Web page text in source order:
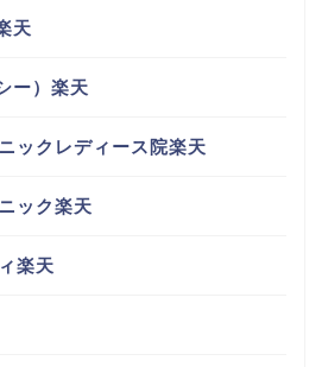
天
ー）楽天
ックレディース院楽天
ック楽天
楽天